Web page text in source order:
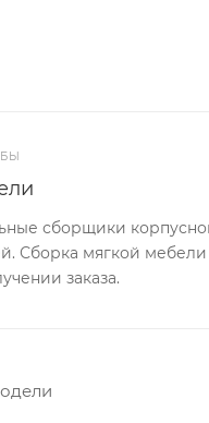
сборщики
Сборка мягкой
заказа.